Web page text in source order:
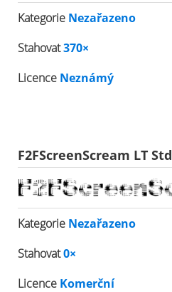
Kategorie Nezařazeno
Stahovat370×
Licence Neznámý
F2FScreenScream LT Std
Kategorie Nezařazeno
Stahovat0×
Licence Komerční